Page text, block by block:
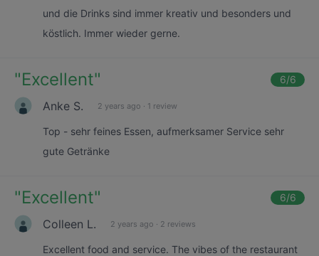
und die Drinks sind immer kreativ und besonders und
köstlich. Immer wieder gerne.
"Excellent" 6/6
Anke S. 2 years ago · 1 review
Top - sehr feines Essen, aufmerksamer Service sehr
gute Getränke
"Excellent" 6/6
Colleen L. 2 years ago · 2 reviews
Excellent food and service. The vibes of the restaurant